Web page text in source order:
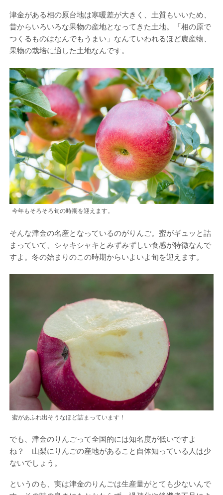
津金がある相の原台地は寒暖差が大きく、土質もいいため、
昔からいろいろな果物の産地となってきた土地。「相の原で
つくるものはなんでもうまい」なんていわれるほど農産物、
果物の栽培に適した土地なんです。
今年もそろそろ旬の時期を迎えます。
そんな津金の名産となっているのがりんご。蜜がギュッと詰
まっていて、シャキシャキとみずみずしい食感が特徴なんで
すよ。冬の始まりのこの時期からいよいよ旬を迎えます。
蜜があふれ出そうなほど詰まっています！
でも、津金のりんごって全国的には知名度が低いですよ
ね？ 山梨にりんごの産地があること自体知っている人は少
ないでしょう。
というのも、実は津金のりんごは生産量がとても少ないんで